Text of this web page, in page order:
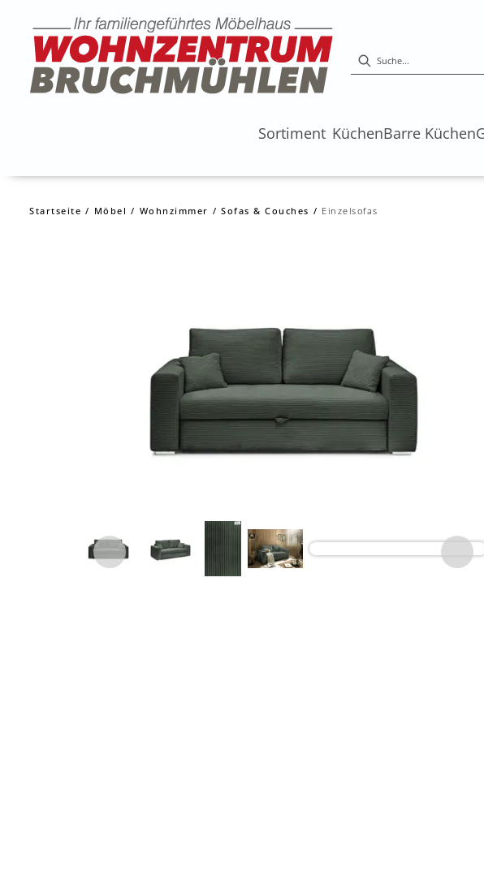
Sortiment KüchenBarre Küchen
Startseite Möbel Wohnzimmer Sofas & Couches Einzelsofas